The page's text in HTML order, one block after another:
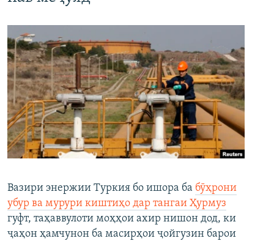
Вазири энержии Туркия бо ишора ба бӯҳрони
убур ва мурури киштиҳо дар тангаи Ҳурмуз
гуфт, таҳаввулоти моҳҳои ахир нишон дод, ки
ҷаҳон ҳамчунон ба масирҳои ҷойгузин барои